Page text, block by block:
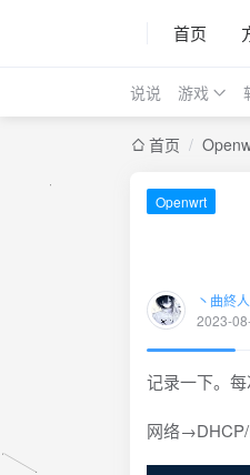
首页
说说 游戏
首页 /
Openwrt
丶曲終
2023-
记录一下。每
网络